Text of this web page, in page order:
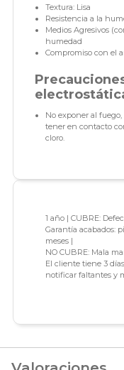
Textura: Lisa
Resistencia a la
Medios Agresivos
humedad
Compromiso con el
No exponer al
tener en contacto
cloro.
1 año | CUBRE:
Garantía acabados:
meses |
NO CUBRE: Mala
El cliente tiene 3
notificar faltantes y